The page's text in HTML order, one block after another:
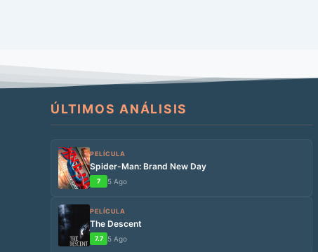
ÚLTIMOS ANÁLISIS
PELÍCULA
Spider-Man: Brand New Day
7 5 Ago
PELÍCULA
The Descent
7.7 5 Ago